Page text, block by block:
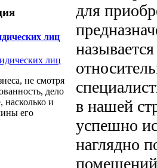
лиц
не смотря
дело
насколько и
его
для
в нашей
успешно
наглядно